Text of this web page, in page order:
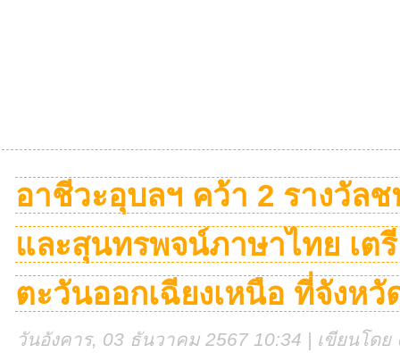
อาชีวะอุบลฯ คว้า 2 รางวัล
และสุนทรพจน์ภาษาไทย เต
ตะวันออกเฉียงเหนือ ที่จังห
วันอังคาร, 03 ธันวาคม 2567 10:34 | เขียนโด